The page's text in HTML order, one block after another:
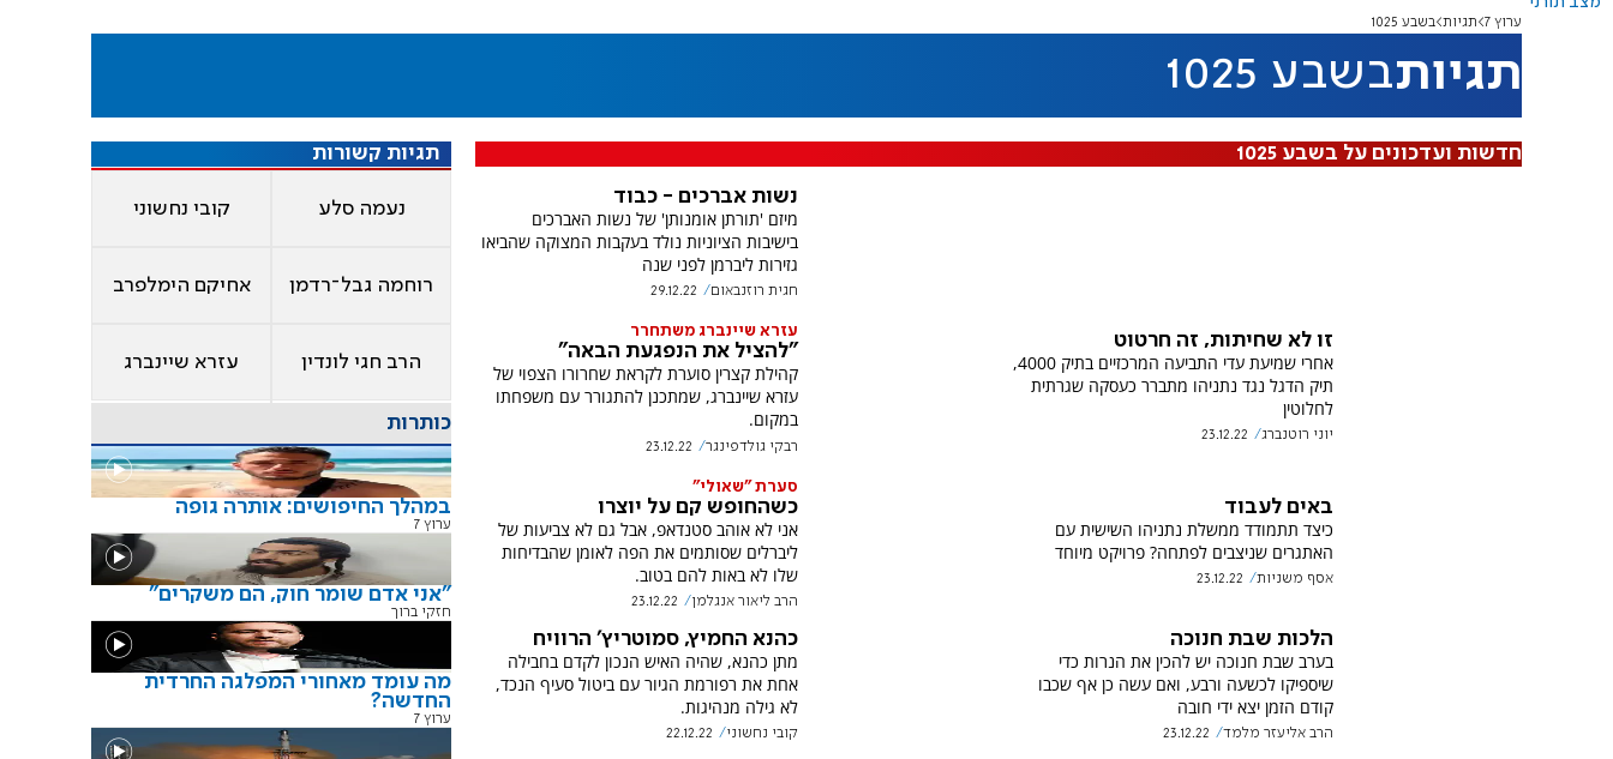
ערוץ 7 תגיות בשבע 1025
תגיותבשבע 1025
חדשות ועדכונים על בשבע 1025
נשות אברכים - כבוד
מיזם 'תורתן אומנותן' של נשות האברכים
בישיבות הציוניות נולד בעקבות המצוקה שהביאו
גזירות ליברמן לפני שנה
חגית רוזנבאום 29.12.22
זו לא שחיתות, זה חרטוט
אחרי שמיעת עדי התביעה המרכזיים בתיק 4000,
תיק הדגל נגד נתניהו מתברר כעסקה שגרתית
לחלוטין
יוני רוטנברג 23.12.22
עזרא שיינברג משתחרר
"להציל את הנפגעת הבאה"
קהילת קצרין סוערת לקראת שחרורו הצפוי של
עזרא שיינברג, שמתכנן להתגורר עם משפחתו
במקום.
רבקי גולדפינגר 23.12.22
באים לעבוד
כיצד תתמודד ממשלת נתניהו השישית עם
האתגרים שניצבים לפתחה? פרויקט מיוחד
אסף משניות 23.12.22
סערת "שאולי"
כשהחופש קם על יוצרו
אני לא אוהב סטנדאפ, אבל גם לא צביעות של
ליברלים שסותמים את הפה לאומן שהבדיחות
שלו לא באות להם בטוב.
הרב ליאור אנגלמן 23.12.22
הלכות שבת חנוכה
בערב שבת חנוכה יש להכין את הנרות כדי
שיספיקו לכשעה ורבע, ואם עשה כן אף שכבו
קודם הזמן יצא ידי חובה
הרב אליעזר מלמד 23.12.22
כהנא החמיץ, סמוטריץ' הרוויח
מתן כהנא, שהיה האיש הנכון לקדם בחבילה
אחת את רפורמת הגיור עם ביטול סעיף הנכד,
לא גילה מנהיגות.
קובי נחשוני 22.12.22
תגיות קשורות
נעמה סלע קובי נחשוני
רוחמה גבל־רדמן אחיקם הימלפרב
הרב חגי לונדין עזרא שיינברג
כותרות
במהלך החיפושים: אותרה גופה
ערוץ 7
"אני אדם שומר חוק, הם משקרים"
חזקי ברוך
מה עומד מאחורי המפלגה החרדית
החדשה?
ערוץ 7